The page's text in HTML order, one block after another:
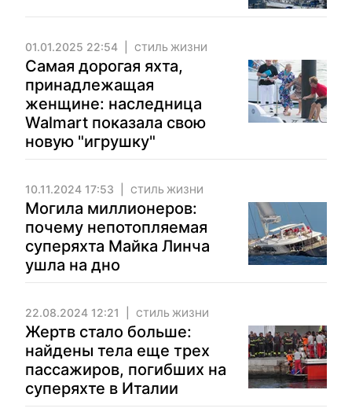
01.01.2025 22:54 СТИЛЬ ЖИЗНИ
Самая дорогая яхта,
принадлежащая
женщине: наследница
Walmart показала свою
новую "игрушку"
10.11.2024 17:53 СТИЛЬ ЖИЗНИ
Могила миллионеров:
почему непотопляемая
суперяхта Майка Линча
ушла на дно
22.08.2024 12:21 СТИЛЬ ЖИЗНИ
Жертв стало больше:
найдены тела еще трех
пассажиров, погибших на
суперяхте в Италии